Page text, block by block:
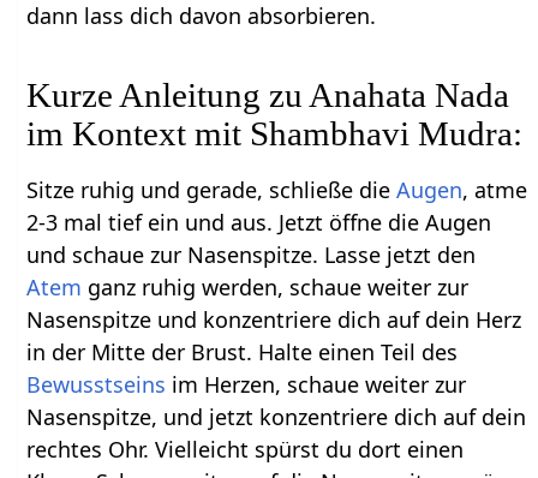
dann lass dich davon absorbieren.
Kurze Anleitung zu Anahata Nada
im Kontext mit Shambhavi Mudra:
Sitze ruhig und gerade, schließe dieAugen, atme
2-3 mal tief ein und aus. Jetzt öffne die Augen
und schaue zur Nasenspitze. Lasse jetzt den
Atem ganz ruhig werden, schaue weiter zur
Nasenspitze und konzentriere dich auf dein Herz
in der Mitte der Brust. Halte einen Teil des
Bewusstseins im Herzen, schaue weiter zur
Nasenspitze, und jetzt konzentriere dich auf dein
rechtes Ohr. Vielleicht spürst du dort einen